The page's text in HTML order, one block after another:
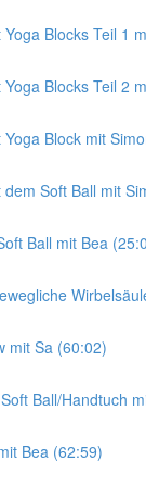
Blocks Teil 1
Blocks Teil 2
Block mit
dem Soft Ball mit
Ball mit Bea
mit Sa (60:02)
Ball/Handtuch
Bea (62:59)